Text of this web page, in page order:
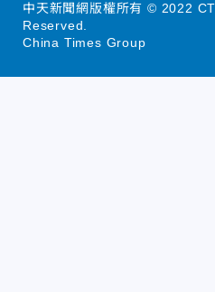
中天新聞網版權所有 © 2022
Reserved.
China Times Group